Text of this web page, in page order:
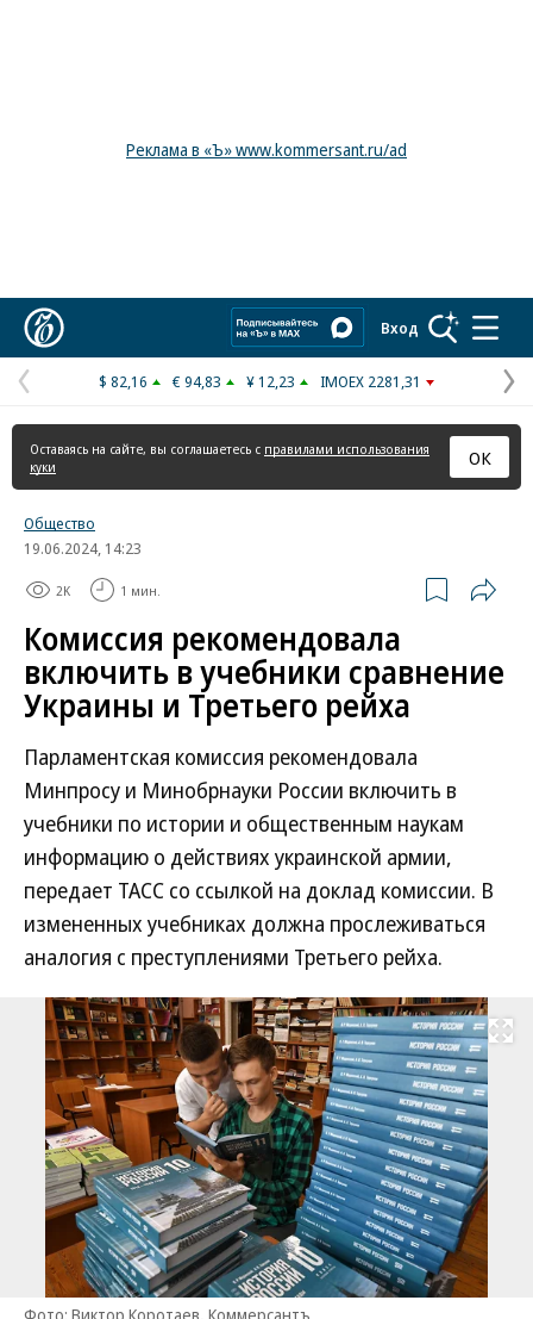
Реклама в «Ъ» www.kommersant.ru/ad
Вход
Предыдущая
страница
$ 82,16 € 94,83 ¥ 12,23 IMOEX 2281,31
Оставаясь на сайте, вы соглашаетесь с правилами использования
куки
ОК
Общество
19.06.2024, 14:23
2K 1 мин.
Комиссия рекомендовала
включить в учебники сравнение
Украины и Третьего рейха
Парламентская комиссия рекомендовала
Минпросу и Минобрнауки России включить в
учебники по истории и общественным наукам
информацию о действиях украинской армии,
передает ТАСС со ссылкой на доклад комиссии. В
измененных учебниках должна прослеживаться
аналогия с преступлениями Третьего рейха.
Развернуть